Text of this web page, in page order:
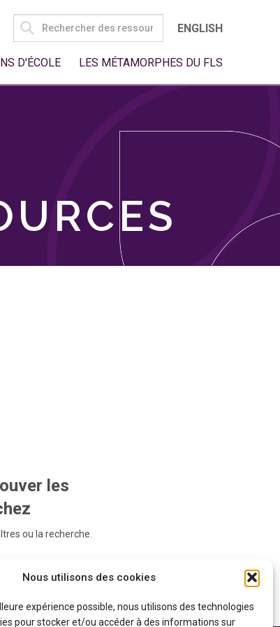
Nous utilisons des cookies
expérience possible, nous utilisons des technologies
pour stocker et/ou accéder à des informations sur
SEARCH
FOR:
ENGLISH
D'ÉCOLE LES MÉTAMORPHES DU FLS
les
ou la recherche.